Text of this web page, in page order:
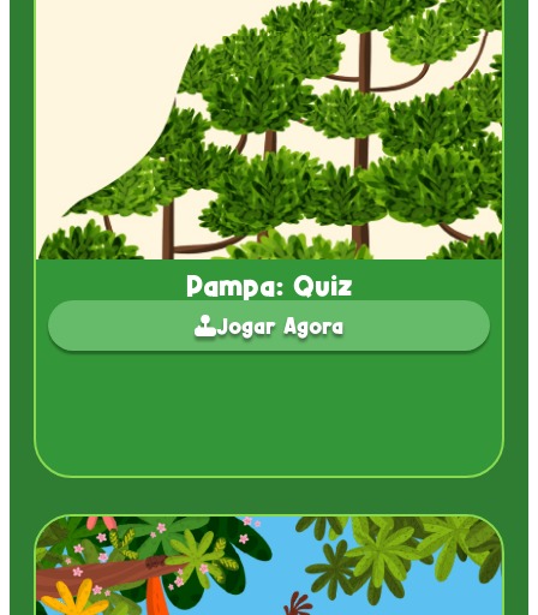
Pampa: Quiz
Jogar Agora